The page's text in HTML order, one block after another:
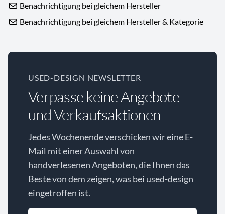
Benachrichtigung bei gleichem Hersteller
Benachrichtigung bei gleichem Hersteller & Kategorie
USED-DESIGN NEWSLETTER
Verpasse keine Angebote
und Verkaufsaktionen
Jedes Wochenende verschicken wir eine E-
Mail mit einer Auswahl von
handverlesenen Angeboten, die Ihnen das
Beste von dem zeigen, was bei used-design
eingetroffen ist.